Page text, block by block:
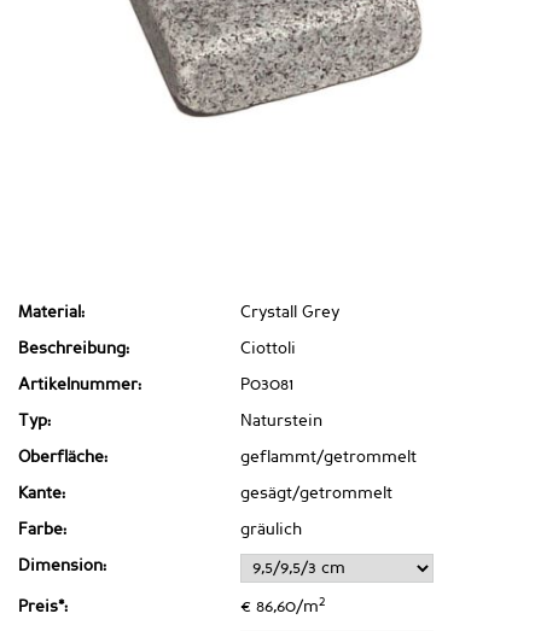
Material: Crystall Grey
Beschreibung: Ciottoli
Artikelnummer: P03081
Typ: Naturstein
Oberfläche: geflammt/getrommelt
Kante: gesägt/getrommelt
Farbe: gräulich
Dimension:
Preis*: € 86,60/m2